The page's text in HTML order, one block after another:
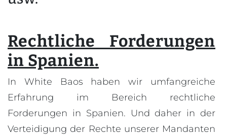
Rechtliche Forderungen
in Spanien.
In White Baos haben wir umfangreiche
Erfahrung im Bereich rechtliche
Forderungen in Spanien. Und daher in der
Verteidigung der Rechte unserer Mandanten